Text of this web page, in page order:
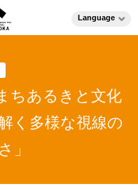
Language
ちあるきと文化
く多様な視線の
」